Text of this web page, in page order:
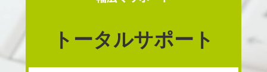
トータルサポート